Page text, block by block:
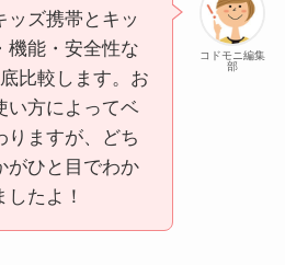
コドモニ編集
部
ッズ携帯とキッ
機能・安全性な
比較します。お
い方によってベ
りますが、どち
がひと目でわか
たよ！